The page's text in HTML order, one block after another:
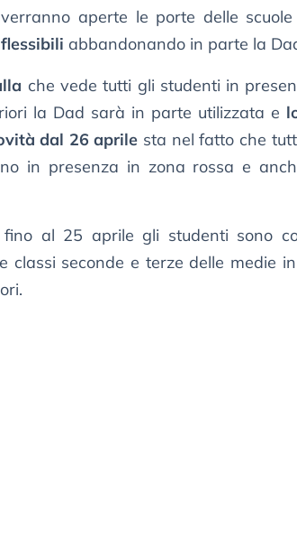
aperte le porte delle
abbandonando in parte la
che vede tutti gli studenti in
la Dad sarà in parte utilizzata e
dal 26 aprile sta nel fatto che
in presenza in zona rossa e
al 25 aprile gli studenti sono
classi seconde e terze delle medie